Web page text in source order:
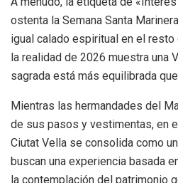
ostenta la Semana Santa
igual calado espiritual en el
la realidad de 2026 muestra una
sagrada está más equilibrada que
Mientras las hermandades del
de sus pasos y vestimentas, en
Ciutat Vella se consolida como
buscan una experiencia basada
la contemplación del patrimonio